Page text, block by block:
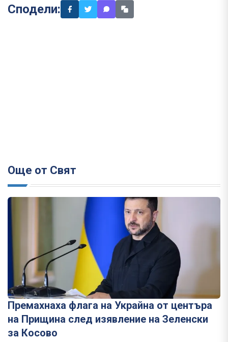
Сподели:
Още от Свят
Премахнаха флага на Украйна от центъра
на Прищина след изявление на Зеленски
за Косово